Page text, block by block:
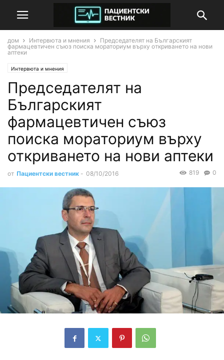
дом Интервюта и мнения
Председателят на Българският
фармацевтичен съюз поиска мораториум върху откриването на нови
аптеки
Интервюта и мнения
Председателят на
Българският
фармацевтичен съюз
поиска мораториум върху
откриването на нови аптеки
от Пациентски вестник - 08/10/2016 0
819